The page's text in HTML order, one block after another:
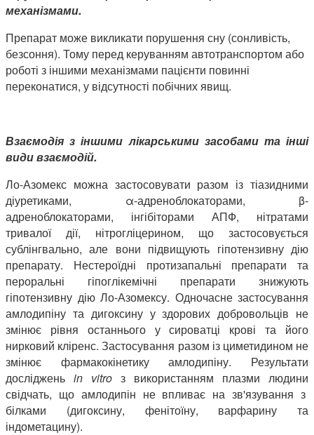
механізмами.
Препарат може викликати порушення сну (сонливість,
безсоння). Тому перед керуванням автотранспортом або
роботі з іншими механізмами пацієнти повинні
переконатися, у відсутності побічних явищ.
Взаємодія з іншими лікарськими засобами та інші
види взаємодій.
Ло-Азомекс можна застосовувати разом із тіазидними
діуретиками, α-адреноблокаторами, β-
адреноблокаторами, інгібіторами АПФ, нітратами
тривалої дії, нітрогліцерином, що застосовується
сублінгвально, але вони підвищують гіпотензивну дію
препарату. Нестероїдні протизапальні препарати та
пероральні гіпоглікемічні препарати знижують
гіпотензивну дію Ло-Азомексу. Одночасне застосування
амлодипіну та дигоксину у здорових добровольців не
змінює рівня останнього у сироватці крові та його
нирковий кліренс. Застосування разом із циметидином не
змінює фармакокінетику амлодипіну. Результати
досліджень in vitro з використанням плазми людини
свідчать, що амлодипін не впливає на зв'язування з
білками (дигоксину, фенітоїну, варфарину та
індометацину).